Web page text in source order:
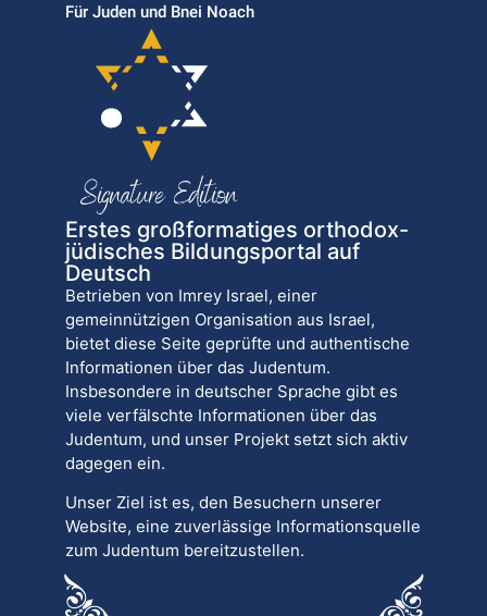
Für Juden und Bnei Noach
Erstes großformatiges orthodox-
jüdisches Bildungsportal auf
Deutsch
Betrieben von Imrey Israel, einer
gemeinnützigen Organisation aus Israel,
bietet diese Seite geprüfte und authentische
Informationen über das Judentum.
Insbesondere in deutscher Sprache gibt es
viele verfälschte Informationen über das
Judentum, und unser Projekt setzt sich aktiv
dagegen ein.
Unser Ziel ist es, den Besuchern unserer
Website, eine zuverlässige Informationsquelle
zum Judentum bereitzustellen.